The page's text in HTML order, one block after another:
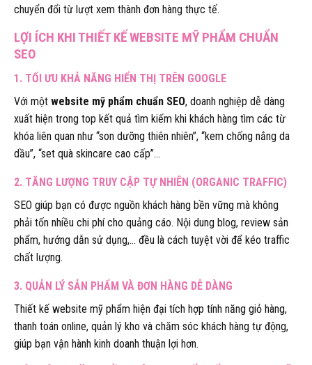
chuyển đổi từ lượt xem thành đơn hàng thực tế.
LỢI ÍCH KHI THIẾT KẾ WEBSITE MỸ PHẨM CHUẨN
SEO
1. TỐI ƯU KHẢ NĂNG HIỂN THỊ TRÊN GOOGLE
Với một website mỹ phẩm chuẩn SEO, doanh nghiệp dễ dàng
xuất hiện trong top kết quả tìm kiếm khi khách hàng tìm các từ
khóa liên quan như “son dưỡng thiên nhiên”, “kem chống nắng da
dầu”, “set quà skincare cao cấp”…
2. TĂNG LƯỢNG TRUY CẬP TỰ NHIÊN (ORGANIC TRAFFIC)
SEO giúp bạn có được nguồn khách hàng bền vững mà không
phải tốn nhiều chi phí cho quảng cáo. Nội dung blog, review sản
phẩm, hướng dẫn sử dụng,… đều là cách tuyệt vời để kéo traffic
chất lượng.
3. QUẢN LÝ SẢN PHẨM VÀ ĐƠN HÀNG DỄ DÀNG
Thiết kế website mỹ phẩm hiện đại tích hợp tính năng giỏ hàng,
thanh toán online, quản lý kho và chăm sóc khách hàng tự động,
giúp bạn vận hành kinh doanh thuận lợi hơn.